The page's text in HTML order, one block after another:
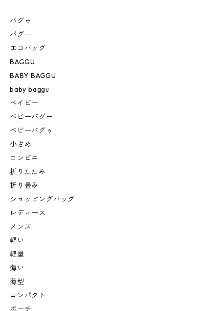
バグゥ
バグー
エコバッグ
BAGGU
BABY BAGGU
baby baggu
ベイビー
ベビーバグー
ベビーバグゥ
小さめ
コンビニ
折りたたみ
折り畳み
ショッピングバッグ
レディース
メンズ
軽い
軽量
薄い
薄型
コンパクト
ポーチ